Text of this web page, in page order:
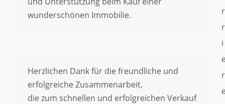
wunderschönen Immobilie.
Herzlichen Dank für die freundliche und
erfolgreiche Zusammenarbeit,
die zum schnellen und erfolgreichen Verkauf
r
r
i
r